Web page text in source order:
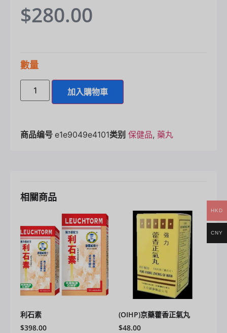
$280.00
數量
加入購物車
商品编号 e1e9049e4101类别 保健品, 藥丸
相關商品
利石素
$398.00
(OIHP)京藥藿香正氣丸
$48.00
HKD
CNY